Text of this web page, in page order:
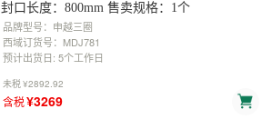
封口长度：800mm 售卖规格：1个
品牌型号：申越三圈
西域订货号：MDJ781
预计出货日: 5个工作日
未税¥2892.92
含税¥3269